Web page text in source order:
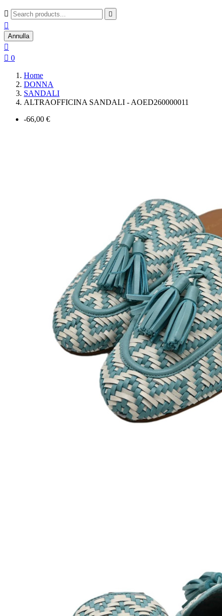
 

Annulla

 0
Home
DONNA
SANDALI
ALTRAOFFICINA SANDALI - AOED260000011
-66,00 €